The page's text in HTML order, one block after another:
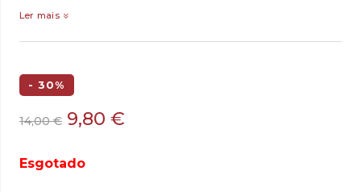
Ler mais
- 30%
14,00€ O
original
9,80 €
Esgotado